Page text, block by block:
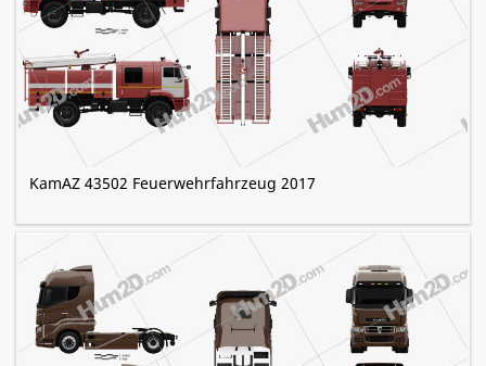
KamAZ 43502 Feuerwehrfahrzeug 2017